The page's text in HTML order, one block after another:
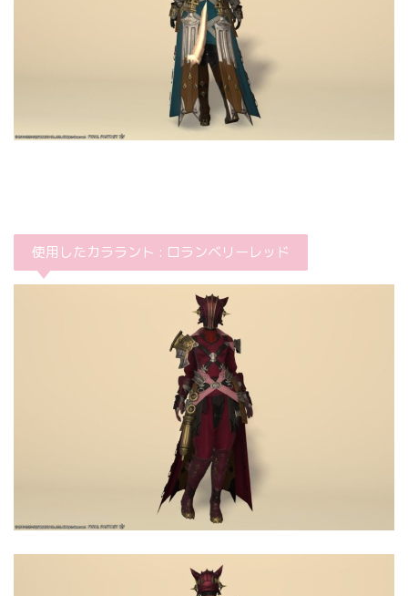
使用したカララント : ロランベリーレッド